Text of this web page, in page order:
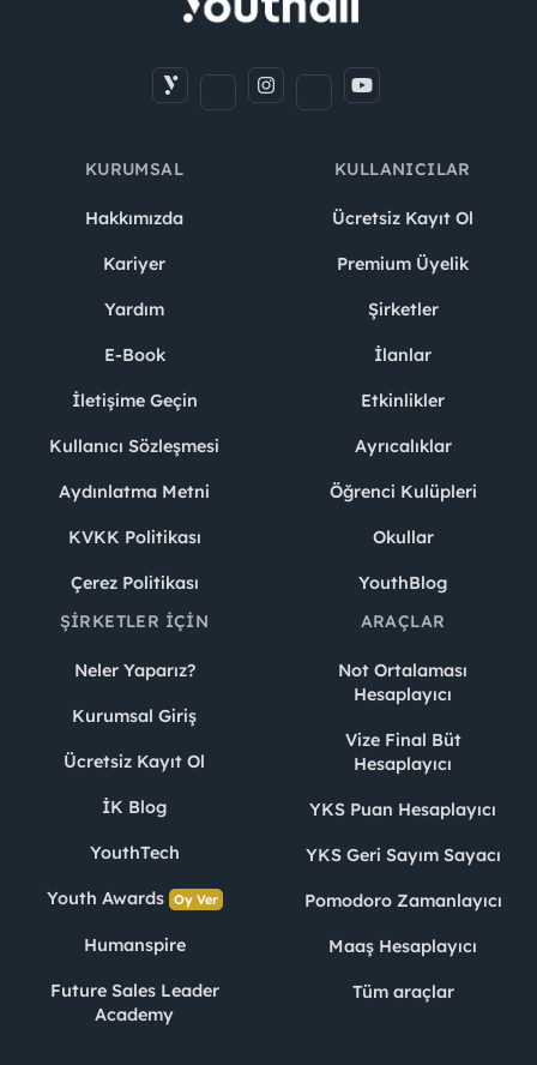
KURUMSAL
Hakkımızda
Kariyer
Yardım
E-Book
İletişime Geçin
Kullanıcı Sözleşmesi
Aydınlatma Metni
KVKK Politikası
Çerez Politikası
KULLANICILAR
Ücretsiz Kayıt Ol
Premium Üyelik
Şirketler
İlanlar
Etkinlikler
Ayrıcalıklar
Öğrenci Kulüpleri
Okullar
YouthBlog
ŞIRKETLER İÇIN
Neler Yaparız?
Kurumsal Giriş
Ücretsiz Kayıt Ol
İK Blog
YouthTech
Youth Awards Oy Ver
Humanspire
Future Sales Leader
Academy
ARAÇLAR
Not Ortalaması
Hesaplayıcı
Vize Final Büt
Hesaplayıcı
YKS Puan Hesaplayıcı
YKS Geri Sayım Sayacı
Pomodoro Zamanlayıcı
Maaş Hesaplayıcı
Tüm araçlar